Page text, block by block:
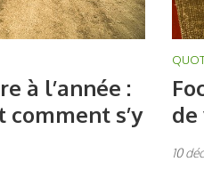
à l’année :
s’y
10